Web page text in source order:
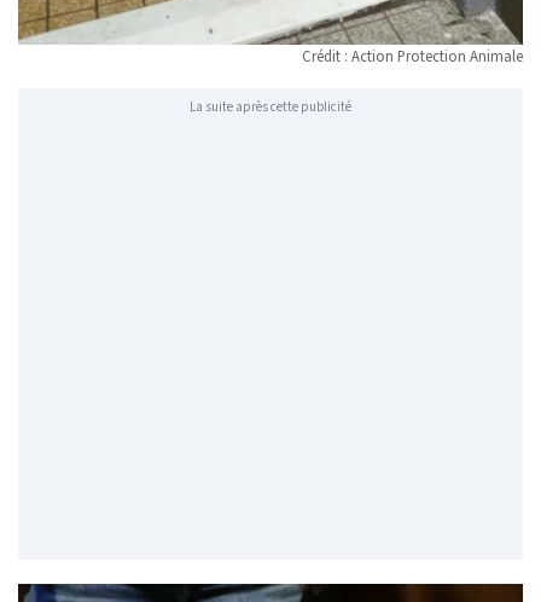
Crédit : Action Protection Animale
La suite après cette publicité